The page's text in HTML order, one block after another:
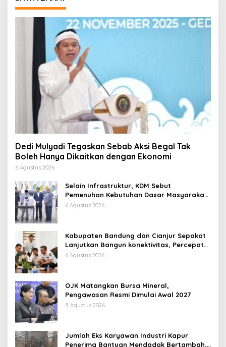
Dedi Mulyadi Tegaskan Sebab Aksi Begal Tak
Boleh Hanya Dikaitkan dengan Ekonomi
6 Agustus 2026
Selain Infrastruktur, KDM Sebut
Pemenuhan Kebutuhan Dasar Masyarakat
Jadi Fokus APBD Jabar 2027
6 Agustus 2026
Kabupaten Bandung dan Cianjur Sepakat
Lanjutkan Bangun konektivitas, Percepat
Pertumbuhan Ekonomi Daerah
6 Agustus 2026
OJK Matangkan Bursa Mineral,
Pengawasan Resmi Dimulai Awal 2027
5 Agustus 2026
Jumlah Eks Karyawan Industri Kapur
Penerima Bantuan Mendadak Bertambah,